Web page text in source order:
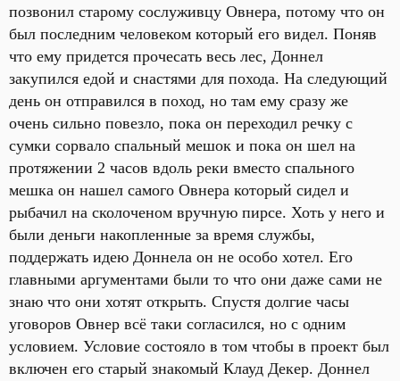
позвонил старому сослуживцу Овнера, потому что он
был последним человеком который его видел. Поняв
что ему придется прочесать весь лес, Доннел
закупился едой и снастями для похода. На следующий
день он отправился в поход, но там ему сразу же
очень сильно повезло, пока он переходил речку с
сумки сорвало спальный мешок и пока он шел на
протяжении 2 часов вдоль реки вместо спального
мешка он нашел самого Овнера который сидел и
рыбачил на сколоченом вручную пирсе. Хоть у него и
были деньги накопленные за время службы,
поддержать идею Доннела он не особо хотел. Его
главными аргументами были то что они даже сами не
знаю что они хотят открыть. Спустя долгие часы
уговоров Овнер всё таки согласился, но с одним
условием. Условие состояло в том чтобы в проект был
включен его старый знакомый Клауд Декер. Доннел